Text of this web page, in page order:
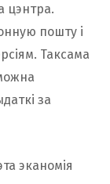
цэнтра.
пошту і
Таксама
за
эканомія